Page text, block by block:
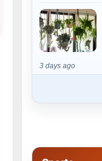
3 days ago